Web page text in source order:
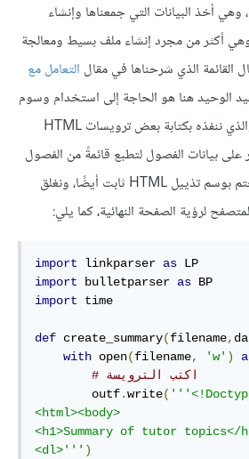
أخذ البيانات التي جمعناها وإنشاء
أكثر من مجرد إنشاء ملف بسيط ومعالجة
القائمة الذي شرحناها في مقال التعامل مع
الوحيد هنا هو الحاجة إلى استخدام وسوم
HTML لتنسيق البيانات، والذي ننفذه بكتابة بعض ترويسات HTML
على بيانات الفصول لتطبع قائمةً من الفصول
والنقاط bulletins، ثم نختم بوسم تذييل HTML ثابت أيضًا، ونغلق
لرؤية الصفحة النهائية، كما يلي:
import linkparser as
import bulletparser as
import time
def create_summary(filename,
with open(filename, 'w' )
# اكتب الترويسة
        outf
.write(
<html><body>
<h1>Summary of tutor topics</
<dl>''' )